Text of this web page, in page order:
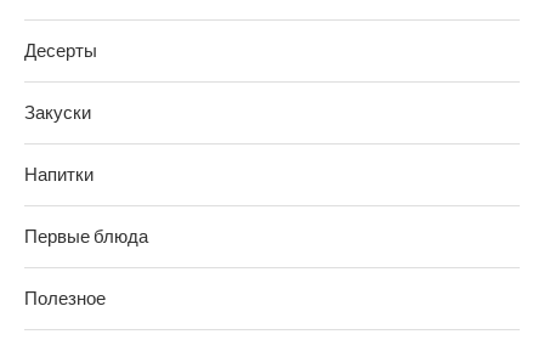
Десерты
Закуски
Напитки
Первые блюда
Полезное